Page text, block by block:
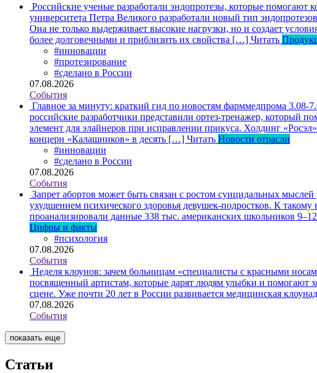
Российские ученые разработали эндопротезы, которые помогают
университета Петра Великого разработали новый тип
Она не только выдерживает высокие нагрузки, но и создает
более долговечными и приблизить их свойства […] Читать
#инновации
#протезирование
#сделано в России
07.08.2026
События
Главное за минуту: краткий гид по новостям фарммедпрома 3.08-
российские разработчики представили ортез-тренажер, который
элемент для элайнеров при исправлении прикуса. Холдинг
концерн «Калашников» в десять […] Читать Новости отрасли
#инновации
#сделано в России
07.08.2026
События
Запрет абортов может быть связан с ростом суицидальных мыслей
ухудшением психического здоровья девушек-подростков. К
проанализировали данные 338 тыс. американских школьников
Цифры и факты
#психология
07.08.2026
События
Неделя клоунов: зачем больницам «специалисты с красными
посвященный артистам, которые дарят людям улыбки и помогают
сцене. Уже почти 20 лет в России развивается медицинская
07.08.2026
События
показать еще
Статьи